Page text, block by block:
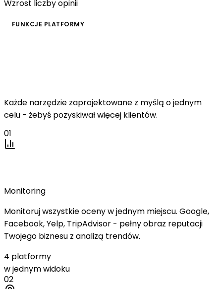
Wzrost liczby opinii
FUNKCJE PLATFORMY
Każde narzędzie zaprojektowane z myślą o jednym
celu - żebyś pozyskiwał więcej klientów.
01
Monitoring
Monitoruj wszystkie oceny w jednym miejscu. Google,
Facebook, Yelp, TripAdvisor - pełny obraz reputacji
Twojego biznesu z analizą trendów.
4 platformy
w jednym widoku
02